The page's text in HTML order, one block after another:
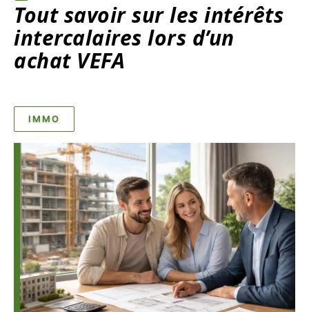
Tout savoir sur les intérêts
intercalaires lors d’un
achat VEFA
IMMO